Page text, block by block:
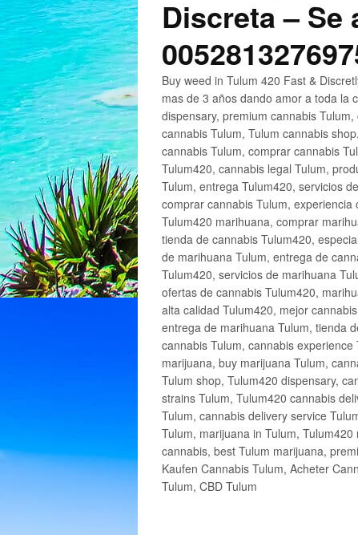
Discreta –
Buy weed in Tulum 420 Fast &
mas de 3 años dando amor a toda la
dispensary, premium cannabis
cannabis Tulum, Tulum cannabis
cannabis Tulum, comprar cannabis
Tulum420, cannabis legal Tulum,
Tulum, entrega Tulum420, servicios
comprar cannabis Tulum,
Tulum420 marihuana, comprar
tienda de cannabis Tulum420,
de marihuana Tulum, entrega de
Tulum420, servicios de marihuana
ofertas de cannabis Tulum420,
alta calidad Tulum420, mejor
entrega de marihuana Tulum, tienda
cannabis Tulum, cannabis
marijuana, buy marijuana Tulum,
Tulum shop, Tulum420 dispensary,
strains Tulum, Tulum420 cannabis
Tulum, cannabis delivery service
Tulum, marijuana in Tulum,
cannabis, best Tulum marijuana,
Kaufen Cannabis Tulum, Acheter
Tulum, CBD Tulum